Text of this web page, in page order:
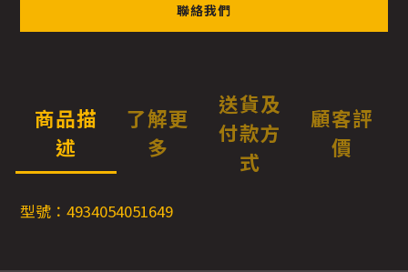
聯絡我們
商品描
述
了解更
多
送貨及
付款方
式
顧客評
價
型號：4934054051649